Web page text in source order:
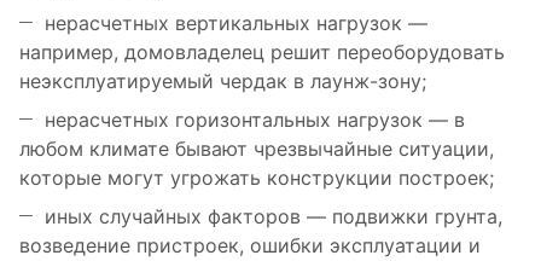
нерасчетных вертикальных нагрузок —
например, домовладелец решит переоборудовать
неэксплуатируемый чердак в лаунж-зону;
нерасчетных горизонтальных нагрузок — в
любом климате бывают чрезвычайные ситуации,
которые могут угрожать конструкции построек;
иных случайных факторов — подвижки грунта,
возведение пристроек, ошибки эксплуатации и